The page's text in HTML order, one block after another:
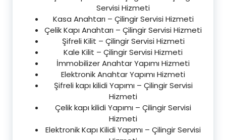
Servisi Hizmeti
Kasa Anahtarı – Çilingir Servisi Hizmeti
Çelik Kapı Anahtarı – Çilingir Servisi Hizmeti
Şifreli Kilit – Çilingir Servisi Hizmeti
Kale Kilit – Çilingir Servisi Hizmeti
İmmobilizer Anahtar Yapımı Hizmeti
Elektronik Anahtar Yapımı Hizmeti
Şifreli kapı kilidi Yapımı – Çilingir Servisi
Hizmeti
Çelik kapı kilidi Yapımı – Çilingir Servisi
Hizmeti
Elektronik Kapı Kilidi Yapımı – Çilingir Servisi